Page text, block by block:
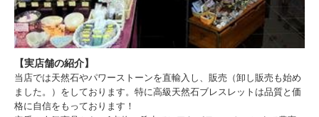
【実店舗の紹介】
当店では天然石やパワーストーンを直輸入し、販売（卸し販売も始め
ました。）をしております。特に高級天然石ブレスレットは品質と価
格に自信をもっております！